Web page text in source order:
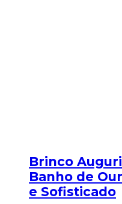
Brinco
Banho de
e Sofisticado